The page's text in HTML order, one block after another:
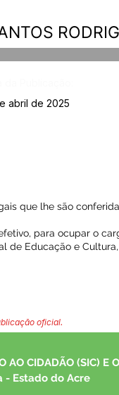
abril de 2025
que lhe são
para ocupar o
de Educação e Cultura,
oficial.
AO CIDADÃO (SIC) E
- Estado do Acre